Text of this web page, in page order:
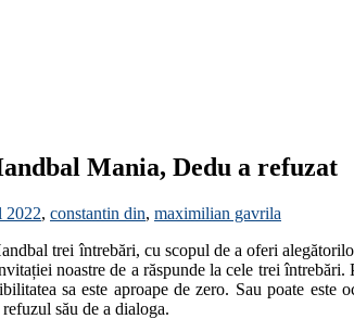
Mania, Dedu a refuzat
2022, constantin din, maximilian gavrila
trei întrebări, cu scopul de a oferi
noastre de a răspunde la cele trei
sa este aproape de zero. Sau poate
său de a dialoga.